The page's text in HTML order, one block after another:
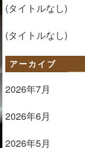
(タイトルなし)
(タイトルなし)
アーカイブ
2026年7月
2026年6月
2026年5月